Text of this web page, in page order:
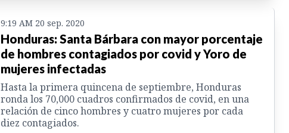
9:19 AM 20 sep. 2020
Honduras: Santa Bárbara con mayor porcentaje
de hombres contagiados por covid y Yoro de
mujeres infectadas
Hasta la primera quincena de septiembre, Honduras
ronda los 70,000 cuadros confirmados de covid, en una
relación de cinco hombres y cuatro mujeres por cada
diez contagiados.